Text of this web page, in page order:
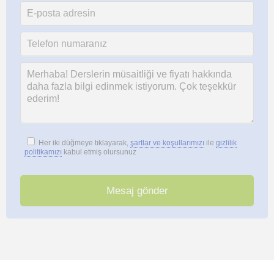
Her iki düğmeye tıklayarak, şartlar ve koşullarımızı ile gizlilik
politikamızı kabul etmiş olursunuz